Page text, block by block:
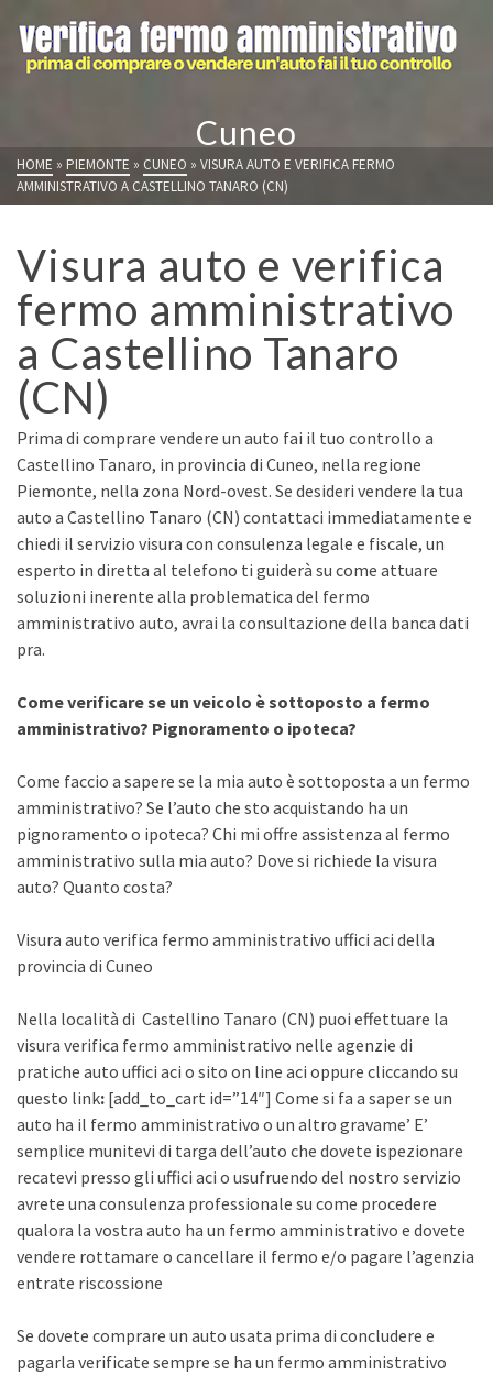
Cuneo
HOME » PIEMONTE » CUNEO » VISURA AUTO E VERIFICA FERMO
AMMINISTRATIVO A CASTELLINO TANARO (CN)
Visura auto e verifica
fermo amministrativo
a Castellino Tanaro
(CN)
Prima di comprare vendere un auto fai il tuo controllo a
Castellino Tanaro, in provincia di Cuneo, nella regione
Piemonte, nella zona Nord-ovest. Se desideri vendere la tua
auto a Castellino Tanaro (CN) contattaci immediatamente e
chiedi il servizio visura con consulenza legale e fiscale, un
esperto in diretta al telefono ti guiderà su come attuare
soluzioni inerente alla problematica del fermo
amministrativo auto, avrai la consultazione della banca dati
pra.
Come verificare se un veicolo è sottoposto a fermo
amministrativo? Pignoramento o ipoteca?
Come faccio a sapere se la mia auto è sottoposta a un fermo
amministrativo? Se l’auto che sto acquistando ha un
pignoramento o ipoteca? Chi mi offre assistenza al fermo
amministrativo sulla mia auto? Dove si richiede la visura
auto? Quanto costa?
Visura auto verifica fermo amministrativo uffici aci della
provincia di Cuneo
Nella località di Castellino Tanaro (CN) puoi effettuare la
visura verifica fermo amministrativo nelle agenzie di
pratiche auto uffici aci o sito on line aci oppure cliccando su
questo link: [add_to_cart id=”14″] Come si fa a saper se un
auto ha il fermo amministrativo o un altro gravame’ E’
semplice munitevi di targa dell’auto che dovete ispezionare
recatevi presso gli uffici aci o usufruendo del nostro servizio
avrete una consulenza professionale su come procedere
qualora la vostra auto ha un fermo amministrativo e dovete
vendere rottamare o cancellare il fermo e/o pagare l’agenzia
entrate riscossione
Se dovete comprare un auto usata prima di concludere e
pagarla verificate sempre se ha un fermo amministrativo